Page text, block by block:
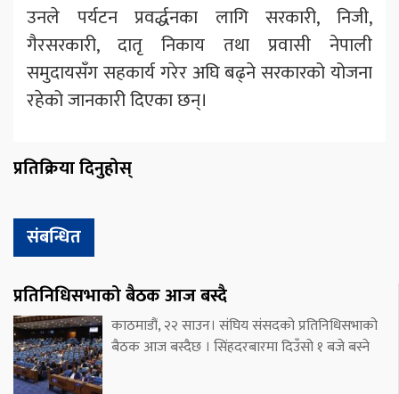
उनले पर्यटन प्रवर्द्धनका लागि सरकारी, निजी,
गैरसरकारी, दातृ निकाय तथा प्रवासी नेपाली
समुदायसँग सहकार्य गरेर अघि बढ्ने सरकारको योजना
रहेको जानकारी दिएका छन्।
प्रतिक्रिया दिनुहोस्
संबन्धित
प्रतिनिधिसभाको बैठक आज बस्दै
काठमाडौं, २२ साउन। संघिय संसदको प्रतिनिधिसभाको
बैठक आज बस्दैछ । सिंहदरबारमा दिउँसो १ बजे बस्ने